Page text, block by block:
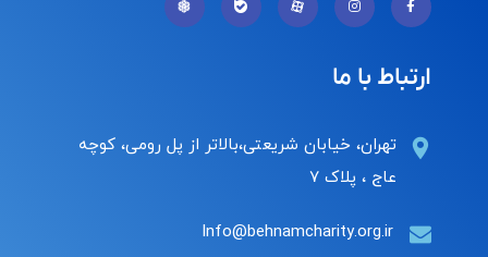
ارتباط با ما
تهران، خیابان شریعتی،بالاتر از پل رومی، کوچه
عاج ، پلاک ۷
Info@behnamcharity.org.ir